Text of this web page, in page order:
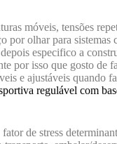
móveis, tensões
por olhar para sistemas
especifico a
por isso que gosto de
e ajustáveis quando
regulável com
de stress